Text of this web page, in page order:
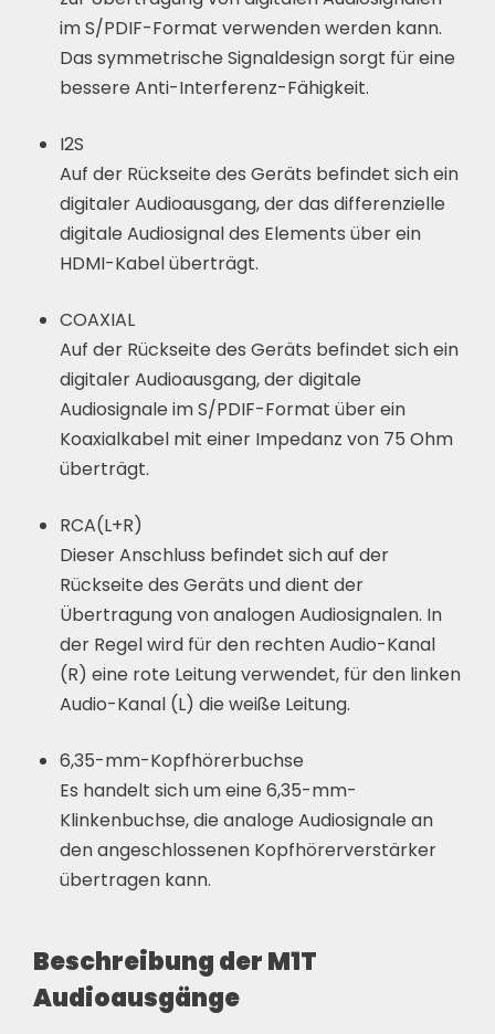
im S/PDIF-Format verwenden werden kann.
Das symmetrische Signaldesign sorgt für eine
bessere Anti-Interferenz-Fähigkeit.
I2S
Auf der Rückseite des Geräts befindet sich ein
digitaler Audioausgang, der das differenzielle
digitale Audiosignal des Elements über ein
HDMI-Kabel überträgt.
COAXIAL
Auf der Rückseite des Geräts befindet sich ein
digitaler Audioausgang, der digitale
Audiosignale im S/PDIF-Format über ein
Koaxialkabel mit einer Impedanz von 75 Ohm
überträgt.
RCA(L+R)
Dieser Anschluss befindet sich auf der
Rückseite des Geräts und dient der
Übertragung von analogen Audiosignalen. In
der Regel wird für den rechten Audio-Kanal
(R) eine rote Leitung verwendet, für den linken
Audio-Kanal (L) die weiße Leitung.
6,35-mm-Kopfhörerbuchse
Es handelt sich um eine 6,35-mm-
Klinkenbuchse, die analoge Audiosignale an
den angeschlossenen Kopfhörerverstärker
übertragen kann.
Beschreibung der M1T
Audioausgänge